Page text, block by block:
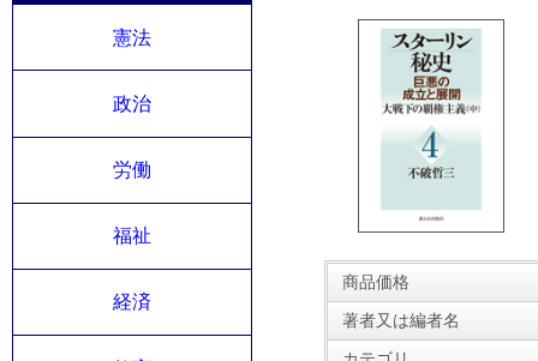
憲法
政治
労働
福祉
経済
商品価格
著者又は編者名